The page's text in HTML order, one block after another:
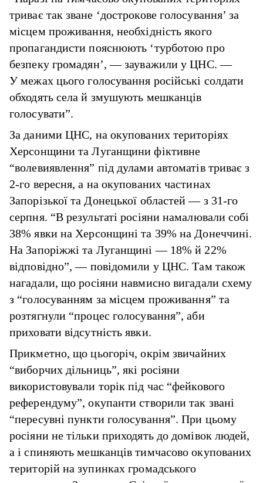
триває так зване ‘дострокове голосування’ за
місцем проживання, необхідність якого
пропагандисти пояснюють ‘турботою про
безпеку громадян’, — зауважили у ЦНС. —
У межах цього голосування російські солдати
обходять села й змушують мешканців
голосувати”.
За даними ЦНС, на окупованих територіях
Херсонщини та Луганщини фіктивне
“волевиявлення” під дулами автоматів триває з
2-го вересня, а на окупованих частинах
Запорізької та Донецької областей — з 31-го
серпня. “В результаті росіяни намалювали собі
38% явки на Херсонщині та 39% на Донеччині.
На Запоріжжі та Луганщині — 18% й 22%
відповідно”, — повідомили у ЦНС. Там також
нагадали, що росіяни навмисно вигадали схему
з “голосуванням за місцем проживання” та
розтягнули “процес голосування”, аби
приховати відсутність явки.
Прикметно, що цьогоріч, окрім звичайних
“виборчих дільниць”, які росіяни
використовували торік під час “фейкового
референдуму”, окупанти створили так звані
“пересувні пункти голосування”. При цьому
росіяни не тільки приходять до домівок людей,
а і спиняють мешканців тимчасово окупованих
територій на зупинках громадського